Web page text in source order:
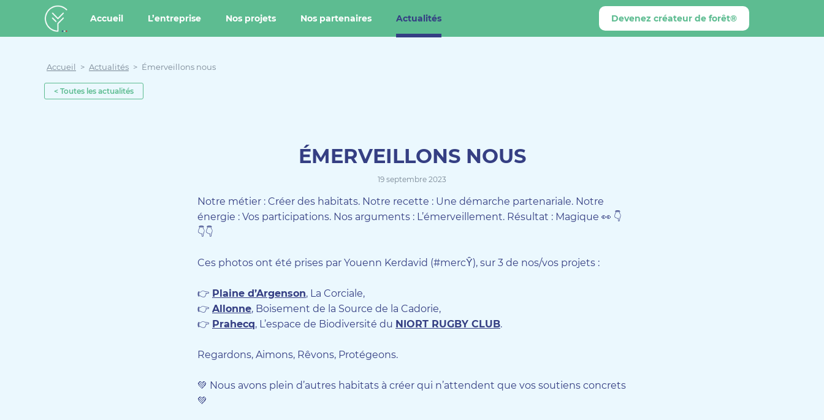
Créateur de forêt
Accueil L’entreprise Nos projets Nos partenaires Actualités Devenez créateur de forêt®
Accueil > Actualités > Émerveillons nous
< Toutes les actualités
ÉMERVEILLONS NOUS
19 septembre 2023
Notre métier : Créer des habitats. Notre recette : Une démarche partenariale. Notre
énergie : Vos participations. Nos arguments : L’émerveillement. Résultat : Magique 👀 👇
👇👇
Ces photos ont été prises par Youenn Kerdavid (#mercŶ), sur 3 de nos/vos projets :
👉 Plaine d’Argenson, La Corciale,
👉 Allonne, Boisement de la Source de la Cadorie,
👉 Prahecq, L’espace de Biodiversité du NIORT RUGBY CLUB.
Regardons, Aimons, Rêvons, Protégeons.
💚 Nous avons plein d’autres habitats à créer qui n’attendent que vos soutiens concrets
💚